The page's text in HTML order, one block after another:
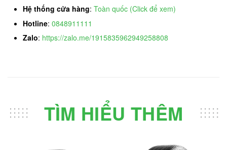
Hệ thống cửa hàng: Toàn quốc (Click để xem)
Hotline: 0848911111
Zalo: https://zalo.me/1915835962949258808
TÌM HIỂU THÊM